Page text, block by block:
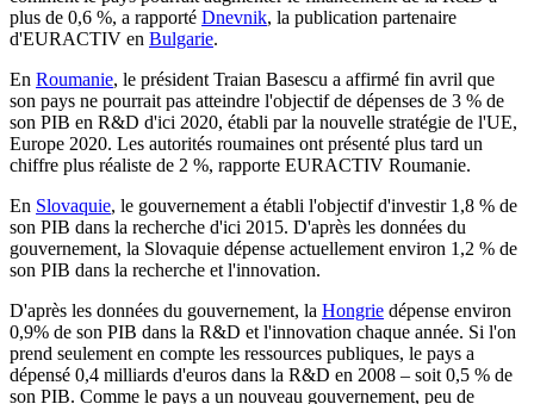
plus de 0,6 %, a rapporté Dnevnik, la publication partenaire
d'EURACTIV en Bulgarie.
En Roumanie, le président Traian Basescu a affirmé fin avril que
son pays ne pourrait pas atteindre l'objectif de dépenses de 3 % de
son PIB en R&D d'ici 2020, établi par la nouvelle stratégie de l'UE,
Europe 2020. Les autorités roumaines ont présenté plus tard un
chiffre plus réaliste de 2 %, rapporte EURACTIV Roumanie.
En Slovaquie, le gouvernement a établi l'objectif d'investir 1,8 % de
son PIB dans la recherche d'ici 2015. D'après les données du
gouvernement, la Slovaquie dépense actuellement environ 1,2 % de
son PIB dans la recherche et l'innovation.
D'après les données du gouvernement, la Hongrie dépense environ
0,9% de son PIB dans la R&D et l'innovation chaque année. Si l'on
prend seulement en compte les ressources publiques, le pays a
dépensé 0,4 milliards d'euros dans la R&D en 2008 – soit 0,5 % de
son PIB. Comme le pays a un nouveau gouvernement, peu de